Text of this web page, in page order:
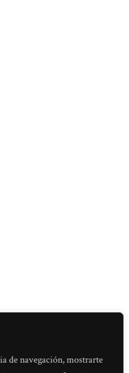
de navegación, mostrarte